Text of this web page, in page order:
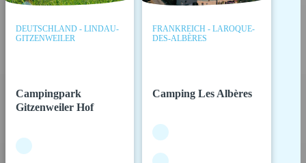
DEUTSCHLAND - LINDAU-
GITZENWEILER
Campingpark
Gitzenweiler Hof
FRANKREICH - LAROQUE-
DES-ALBÈRES
Camping Les Albères